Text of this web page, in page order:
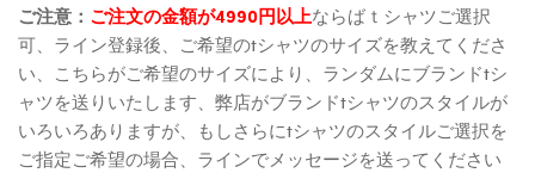
ご注意： ご注文の金額が4990円以上ならばｔシャツご選択
可、ライン登録後、ご希望のtシャツのサイズを教えてくださ
い、こちらがご希望のサイズにより、ランダムにブランドtシ
ャツを送りいたします、弊店がブランドtシャツのスタイルが
いろいろありますが、もしさらにtシャツのスタイルご選択を
ご指定ご希望の場合、ラインでメッセージを送ってください